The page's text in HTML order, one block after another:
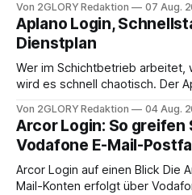
erledigen? Die kurze Antwort:
Einkommensverhältnissen
aus – sobald jedoch mehrere
zusammentreffen oder größere
anstehen, zahlt sich
Von 2GLORY Redaktion 07 Aug.
Aplano Login,
Dienstplan
Wer im Schichtbetrieb arbeitet,
wird es schnell chaotisch. Der
abwesenheiten und die
Ihr personal digital zu
erfahren Sie alles, was Sie für
brauchen, von der Registrierung
Von 2GLORY Redaktion 04 Aug.
Arcor Login: So greifen
Vodafone E-Mail-
Arcor Login auf einen Blick Die Anmeldung für alte Arcor-E-
Mail-Konten erfolgt über